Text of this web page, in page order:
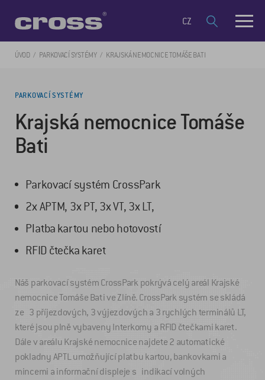
CZ
ÚVOD PARKOVACÍ SYSTÉMY KRAJSKÁ NEMOCNICE TOMÁŠE BATI
PARKOVACÍ SYSTÉMY
Krajská nemocnice Tomáše
Bati
Parkovací systém CrossPark
2x APTM, 3x PT, 3x VT, 3x LT,
Platba kartou nebo hotovostí
RFID čtečka karet
Náš parkovací systém CrossPark pokrývá celý areál Krajské
nemocnice Tomáše Bati ve Zlíně. CrossPark systém se skládá
ze 3 příjezdových, 3 výjezdových a 3 rychlých terminálů LT,
které jsou plně vybaveny Interkomy a RFID čtečkami karet.
Dále v areálu Krajské nemocnice najdete 2 automatické
pokladny APTL umožňující platbu kartou, bankovkami a
mincemi a informační displeje s indikací volných